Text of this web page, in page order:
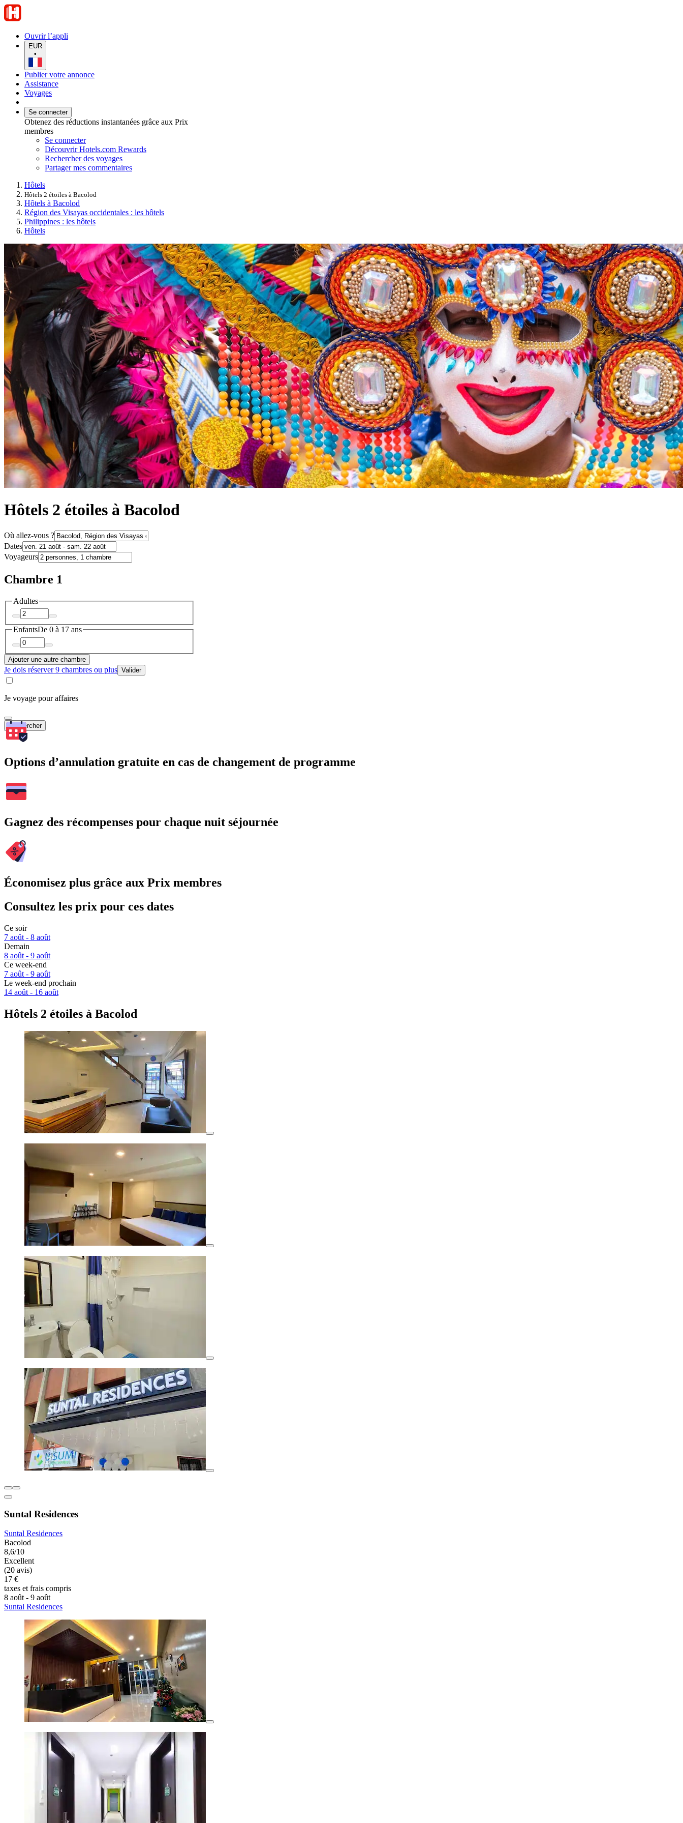
Ouvrir l’appli
EUR
•
Publier votre annonce
Assistance
Voyages
Se connecter
Obtenez des réductions instantanées grâce aux Prix
membres
Se connecter
Découvrir Hotels.com Rewards
Rechercher des voyages
Partager mes commentaires
Hôtels
Hôtels 2 étoiles à Bacolod
Hôtels à Bacolod
Région des Visayas occidentales : les hôtels
Philippines : les hôtels
Hôtels
Hôtels 2 étoiles à Bacolod
Où allez-vous ?
Dates
Voyageurs
Chambre 1
Adultes
EnfantsDe 0 à 17 ans
Ajouter une autre chambre
Je dois réserver 9 chambres ou plus Valider
Je voyage pour affaires
Rechercher
Options d’annulation gratuite en cas de changement de programme
Gagnez des récompenses pour chaque nuit séjournée
Économisez plus grâce aux Prix membres
Consultez les prix pour ces dates
Ce soir
7 août - 8 août
Demain
8 août - 9 août
Ce week-end
7 août - 9 août
Le week-end prochain
14 août - 16 août
Hôtels 2 étoiles à Bacolod
Suntal Residences
Suntal Residences
Bacolod
8,6/10
Excellent
(20 avis)
17 €
taxes et frais compris
8 août - 9 août
Suntal Residences